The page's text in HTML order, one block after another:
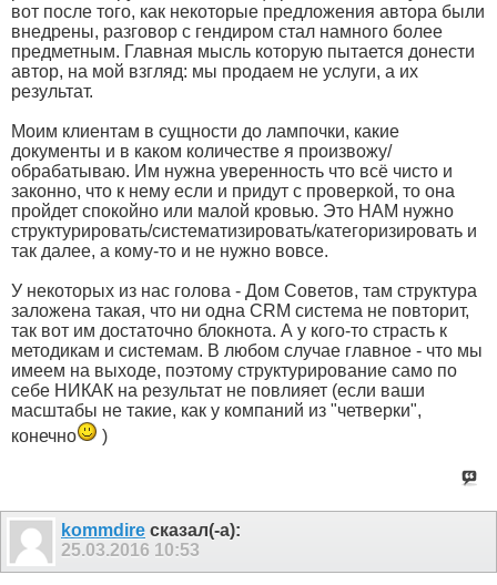
вот после того, как некоторые предложения автора были
внедрены, разговор с гендиром стал намного более
предметным. Главная мысль которую пытается донести
автор, на мой взгляд: мы продаем не услуги, а их
результат.
Моим клиентам в сущности до лампочки, какие
документы и в каком количестве я произвожу/
обрабатываю. Им нужна уверенность что всё чисто и
законно, что к нему если и придут с проверкой, то она
пройдет спокойно или малой кровью. Это НАМ нужно
структурировать/систематизировать/категоризировать и
так далее, а кому-то и не нужно вовсе.
У некоторых из нас голова - Дом Советов, там структура
заложена такая, что ни одна CRM система не повторит,
так вот им достаточно блокнота. А у кого-то страсть к
методикам и системам. В любом случае главное - что мы
имеем на выходе, поэтому структурирование само по
себе НИКАК на результат не повлияет (если ваши
масштабы не такие, как у компаний из "четверки",
конечно
)
kommdire сказал(-а):
25.03.2016 10:53